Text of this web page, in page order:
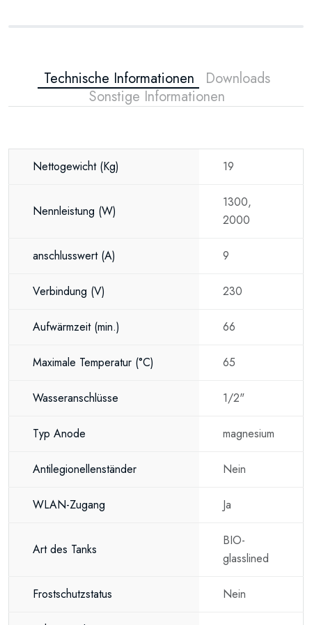
Technische Informationen
Downloads
Sonstige Informationen
Nettogewicht (Kg) 19
Nennleistung (W)
1300,
2000
anschlusswert (A) 9
Verbindung (V) 230
Aufwärmzeit (min.) 66
Maximale Temperatur (°C) 65
Wasseranschlüsse 1/2"
Typ Anode magnesium
Antilegionellenständer Nein
WLAN-Zugang Ja
Art des Tanks
BIO-
glasslined
Frostschutzstatus Nein